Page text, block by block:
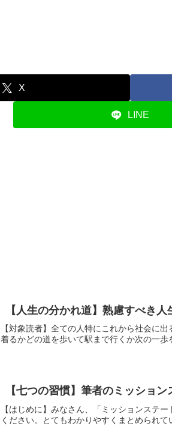
X
LINE
【人生の分かれ道】熟慮すべき
【対象読者】全ての人特にこれから社会に
着るかどの道を歩いて駅まで行くか次の一
【七つの習慣】筆者のミッショ
【はじめに】みなさん、「ミッションステ
ください。とてもわかりやすくまとめられ